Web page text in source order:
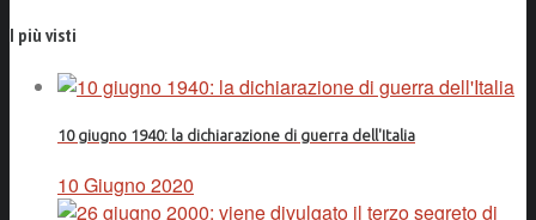
I più visti
10 giugno 1940: la dichiarazione di guerra dell'Italia
10 Giugno 2020